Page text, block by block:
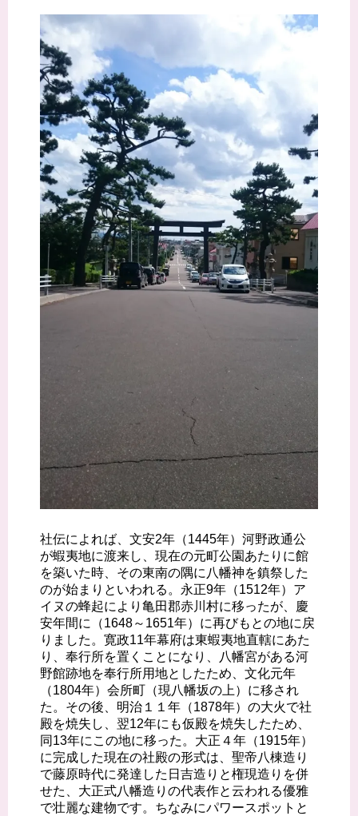
社伝によれば、文安2年（1445年）河野政通公
が蝦夷地に渡来し、現在の元町公園あたりに館
を築いた時、その東南の隅に八幡神を鎮祭した
のが始まりといわれる。永正9年（1512年）ア
イヌの蜂起により亀田郡赤川村に移ったが、慶
安年間に（1648～1651年）に再びもとの地に戻
りました。寛政11年幕府は東蝦夷地直轄にあた
り、奉行所を置くことになり、八幡宮がある河
野館跡地を奉行所用地としたため、文化元年
（1804年）会所町（現八幡坂の上）に移され
た。その後、明治１１年（1878年）の大火で社
殿を焼失し、翌12年にも仮殿を焼失したため、
同13年にこの地に移った。大正４年（1915年）
に完成した現在の社殿の形式は、聖帝八棟造り
で藤原時代に発達した日吉造りと権現造りを併
せた、大正式八幡造りの代表作と云われる優雅
で壮麗な建物です。ちなみにパワースポットと